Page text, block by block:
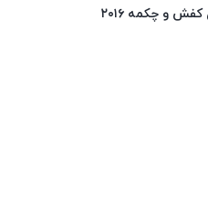
و چکمه ۲۰۱۶